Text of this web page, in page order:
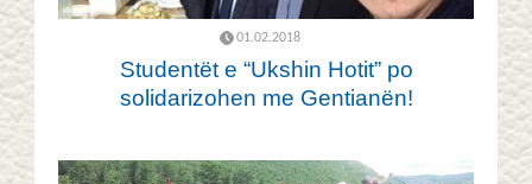
01.02.2018
Studentët e “Ukshin Hotit” po
solidarizohen me Gentianën!